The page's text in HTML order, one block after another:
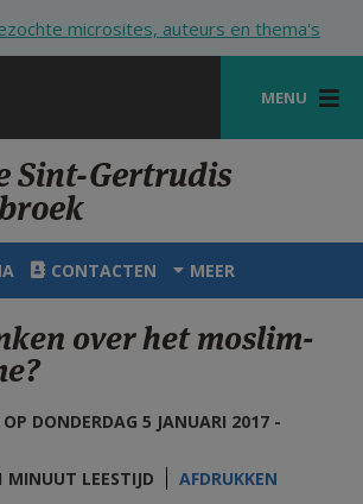
microsites, auteurs en thema's
MENU
PORTAAL
Sint-Gertrudis
CONTACTEN MEER
over het moslim-
OP DONDERDAG 5 JANUARI 2017 -
MINUUT LEESTIJD
AFDRUKKEN